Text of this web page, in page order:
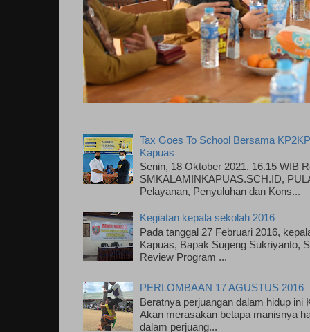
Tax Goes To School Bersama
Kapuas
Senin, 18 Oktober 2021. 16.15 WIB
SMKALAMINKAPUAS.SCH.ID,
Pelayanan, Penyuluhan dan Kons...
Kegiatan kepala sekolah 2016
Pada tanggal 27 Februari 2016,
Kapuas, Bapak Sugeng Sukriyanto,
Review Program ...
PERLOMBAAN 17 AGUSTUS 2016
Beratnya perjuangan dalam hidup ini
Akan merasakan betapa manisnya
dalam perjuang...